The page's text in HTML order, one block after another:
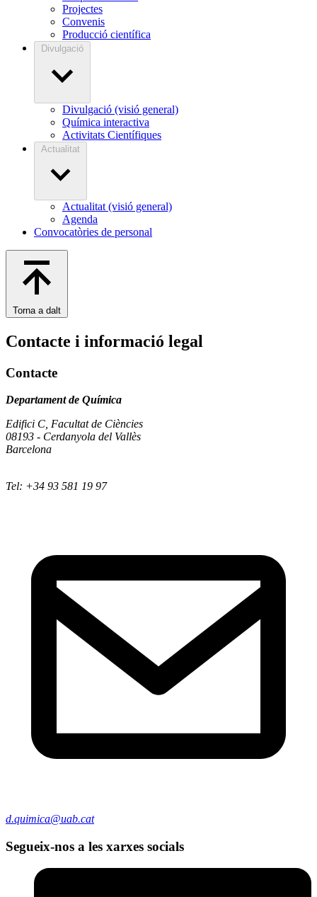
Projectes
Convenis
Producció científica
Divulgació
Divulgació (visió general)
Química interactiva
Activitats Científiques
Actualitat
Actualitat (visió general)
Agenda
Convocatòries de personal
Torna a dalt
Contacte i informació legal
Contacte
Departament de Química
Edifici C, Facultat de Ciències
08193 - Cerdanyola del Vallès
Barcelona
Tel: +34 93 581 19 97
d.quimica@uab.cat
Segueix-nos a les xarxes socials